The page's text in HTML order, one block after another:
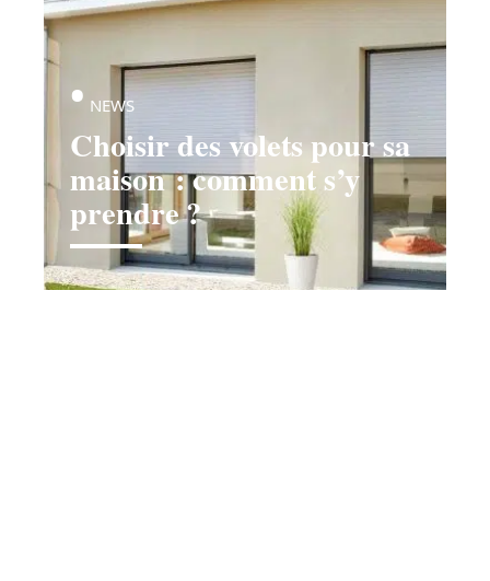
Choisir des volets pour sa
maison : comment s’y
prendre ?
NEWS